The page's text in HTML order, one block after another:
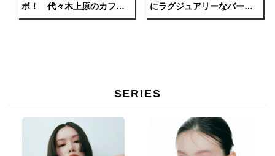
ボ！ 代々木上原のカフェ
バー「No.」がメニューを刷
にラグジュアリーなバーガ
ーショップ「MERCER
SERIES